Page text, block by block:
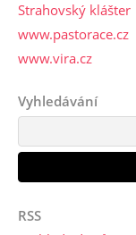
Strahovský klášter
www.pastorace.cz
www.vira.cz
Vyhledávání
RSS